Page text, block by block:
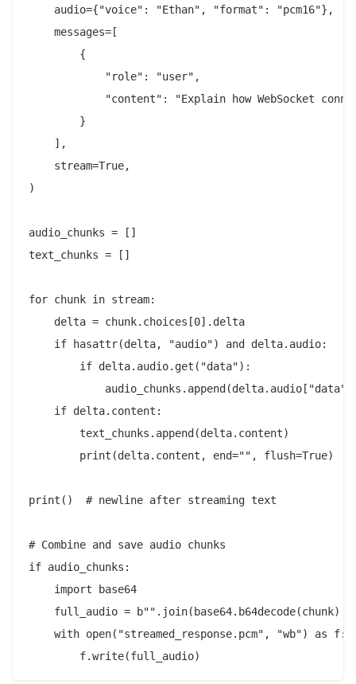
    audio={"voice": "Ethan", "format": "pcm16"},
    messages=[
        {
            "role": "user",
"content": "Explain how WebSocket
        }
    ],
    stream=True,
)
audio_chunks = []
text_chunks = []
for chunk in stream:
    delta = chunk.choices[0].delta
    if hasattr(delta, "audio") and delta.audio:
        if delta.audio.get("data"):
    if delta.content:
        text_chunks.append(delta.content)
        print(delta.content, end="", flush=True)
print()  # newline after streaming text
# Combine and save audio chunks
if audio_chunks:
    import base64
full_audio = b"".join(base64.b64decode(chunk)
    with open("streamed_response.pcm", "wb") as f: